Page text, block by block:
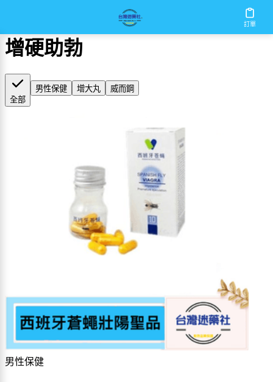
訂單
增硬助勃
全部
男性保健 增大丸 威而鋼
男性保健